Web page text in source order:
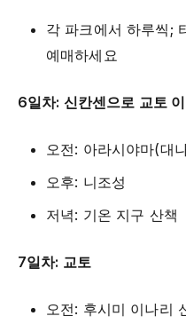
각 파크에서 하루씩;
예매하세요
6일차: 신칸센으로 교토
오전: 아라시야마(대
오후: 니조성
저녁: 기온 지구 산책
7일차: 교토
오전: 후시미 이나리